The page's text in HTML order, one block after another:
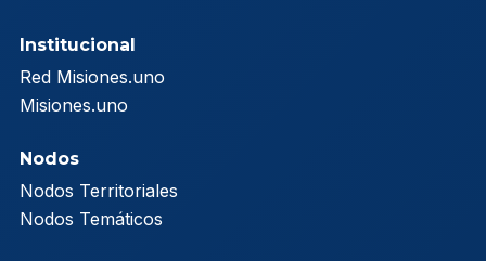
Institucional
Red Misiones.uno
Misiones.uno
Nodos
Nodos Territoriales
Nodos Temáticos